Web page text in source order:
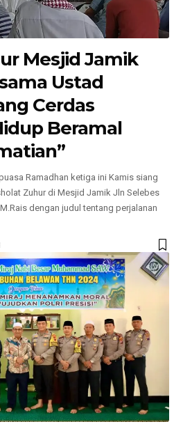
Mesjid Jamik
Ustad
Cerdas
Beramal
Ramadhan ketiga ini Kamis siang
Zuhur di Mesjid Jamik Jln Selebes
dengan judul tentang perjalanan